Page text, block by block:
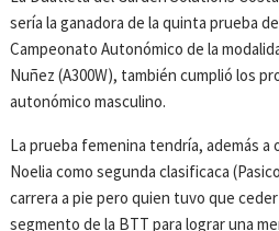
sería la ganadora de la quinta prueba
Campeonato Autonómico de la
Nuñez (A300W), también cumplió los
autonómico masculino.
La prueba femenina tendría, además a
Noelia como segunda clasificaca
carrera a pie pero quien tuvo que
segmento de la BTT para lograr una